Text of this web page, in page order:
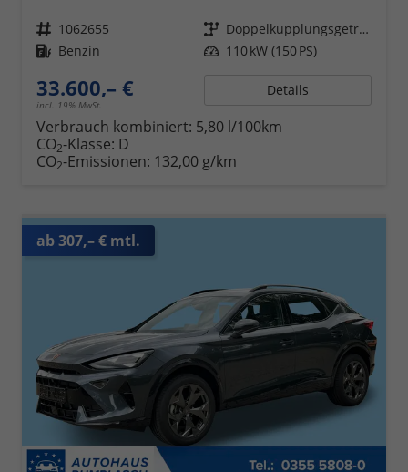
Fahrzeugnr. 1062655 Getriebe
Doppelkupplungsgetriebe (DSG)
Kraftstoff Benzin Leistung 110 kW (150 PS)
33.600,– €
incl. 19% MwSt.
Details
Verbrauch kombiniert: 5,80 l/100km
CO2-Klasse: D
CO2-Emissionen: 132,00 g/km
ab 307,– € mtl.